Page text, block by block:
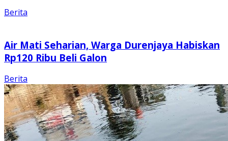
Berita
Air Mati Seharian, Warga Durenjaya Habiskan
Rp120 Ribu Beli Galon
Berita